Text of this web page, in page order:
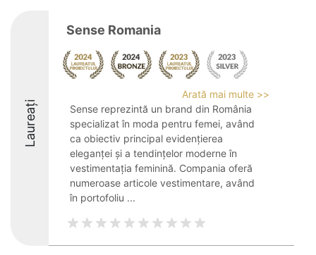
Laureați
Sense Romania
Arată mai multe >>
Sense reprezintă un brand din România
specializat în moda pentru femei, având
ca obiectiv principal evidențierea
eleganței și a tendințelor moderne în
vestimentația feminină. Compania oferă
numeroase articole vestimentare, având
în portofoliu ...